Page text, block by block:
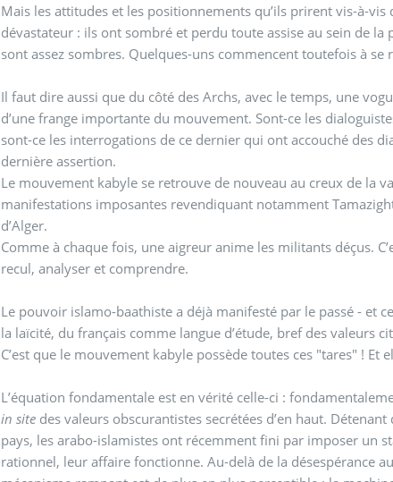
Mais les attitudes et les positionnements qu’ils prirent vis-à-
dévastateur : ils ont sombré et perdu toute assise au sein de
sont assez sombres. Quelques-uns commencent toutefois à se
Il faut dire aussi que du côté des Archs, avec le temps, une
d’une frange importante du mouvement. Sont-ce les
sont-ce les interrogations de ce dernier qui ont accouché des
dernière assertion.
Le mouvement kabyle se retrouve de nouveau au creux de la
manifestations imposantes revendiquant notamment
d’Alger.
Comme à chaque fois, une aigreur anime les militants déçus.
recul, analyser et comprendre.
Le pouvoir islamo-baathiste a déjà manifesté par le passé - et
la laïcité, du français comme langue d’étude, bref des valeurs
C’est que le mouvement kabyle possède toutes ces "tares" ! Et
L’équation fondamentale est en vérité celle-ci :
in site des valeurs obscurantistes secrétées d’en haut.
pays, les arabo-islamistes ont récemment fini par imposer un
rationnel, leur affaire fonctionne. Au-delà de la désespérance